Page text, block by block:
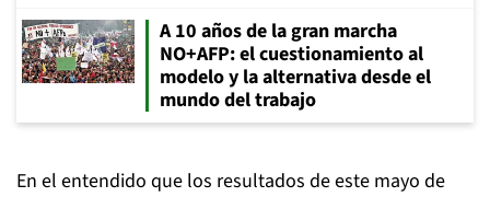
A 10 años de la gran marcha
NO+AFP: el cuestionamiento al
modelo y la alternativa desde el
mundo del trabajo
En el entendido que los resultados de este mayo de